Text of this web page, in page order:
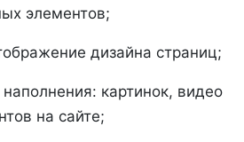
элементов;
дизайна страниц;
картинок, видео
на сайте;